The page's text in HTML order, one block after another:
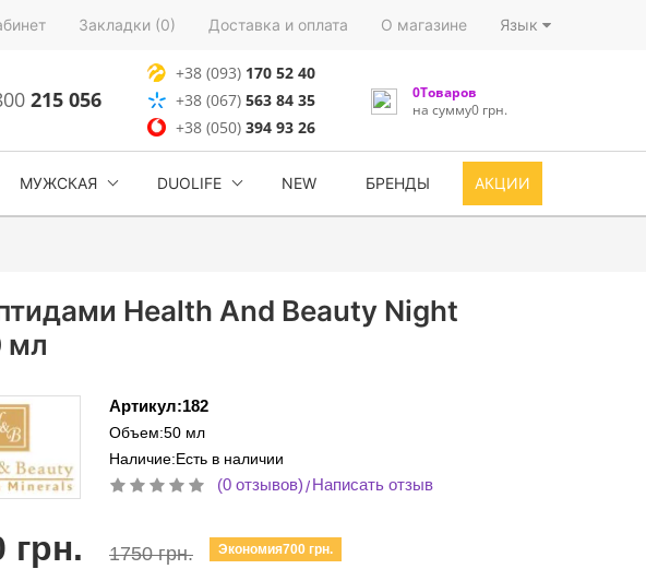
Закладки (0) Доставка и оплата О магазине Язык
215 056
+38 (093) 170 52 40
+38 (067) 563 84 35
+38 (050)394 93 26
0Товаров
на сумму0 грн.
МУЖСКАЯ DUOLIFE NEW БРЕНДЫ АКЦИИ
Health And Beauty Night
мл
Артикул:182
Объем:50 мл
Наличие:Есть в наличии
(0 отзывов)/Написать отзыв
грн. 1750 грн. Экономия700 грн.